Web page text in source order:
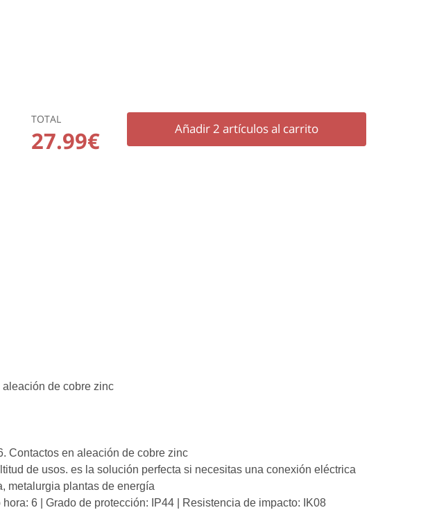
TOTAL
27.99€ Añadir2 artículos al carrito
de cobre zinc
Contactos en aleación de cobre zinc
de usos. es la solución perfecta si necesitas una conexión eléctrica
metalurgia plantas de energía
6 | Grado de protección: IP44 | Resistencia de impacto: IK08